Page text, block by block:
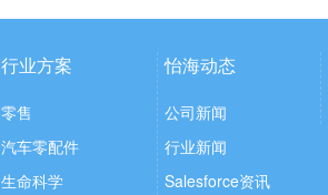
行业方案
零售
汽车零配件
生命科学
怡海动态
公司新闻
行业新闻
Salesforce资讯